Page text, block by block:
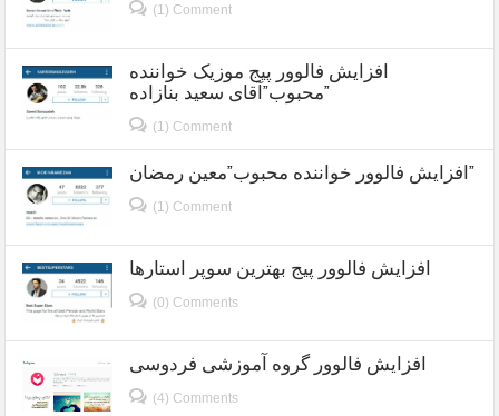
(1) Comment
افزایش فالوور پیج موزیک خواننده
محبوب”آقای سعید بنازاده”
(1) Comment
افزایش فالوور خواننده محبوب”معین رمضان”
(1) Comment
افزایش فالوور پیج بهترین سوپر استارها
(0) Comments
افزایش فالوور گروه آموزشی فردوسی
(4) Comments